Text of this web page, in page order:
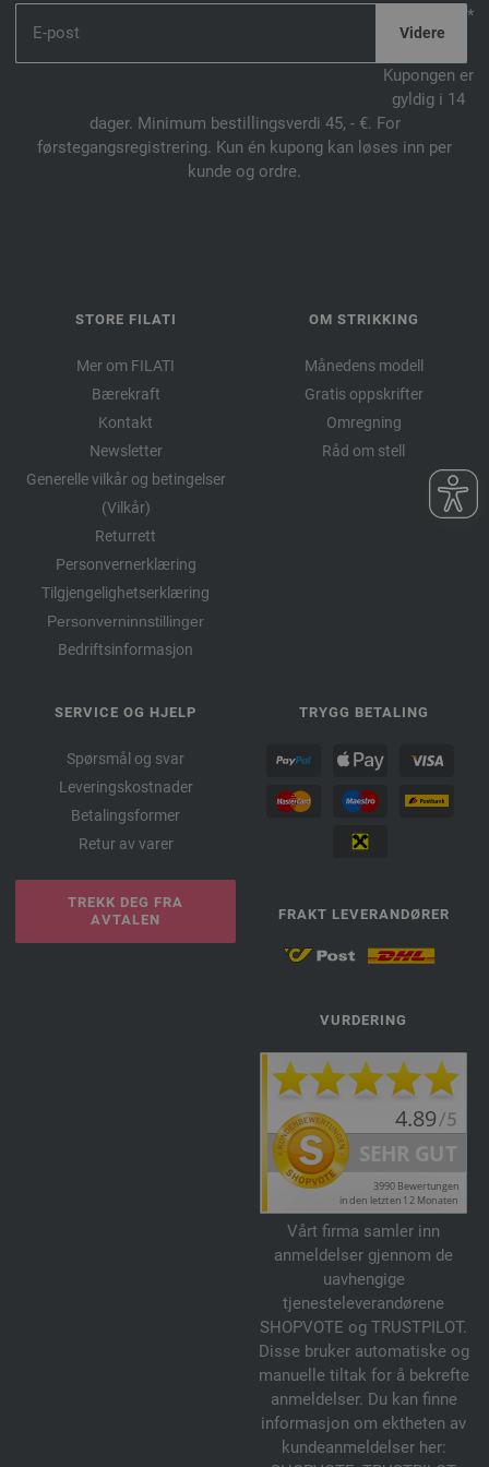
047-svart | EAN: 4033493337007
051-purpur | EAN: 4033493356671
052-blåturkis | EAN: 4033493356688
059-grå | EAN: 4033493377690
060-myntegrønn | EAN: 4033493397957
061-vårgrønn | EAN: 4033493397964
062-solgul | EAN: 4033493397971
063-søgrønn | EAN: 4033493397988
064-blåfiolett | EAN: 4033493397995
065-pastellrosa | EAN: 4033493398008
066-kamel | EAN: 4033493398015
103-antrasitt/
lilla/
petrol | EAN: 4033493274388
beige | EAN: 4033493274395
*
Kupongen er
gyldig i 14
dager. Minimum bestillingsverdi 45, - €. For
førstegangsregistrering. Kun én kupong kan løses inn per
kunde og ordre.
STORE FILATI
Mer om FILATI
Bærekraft
Kontakt
Newsletter
Generelle vilkår og betingelser
(Vilkår)
Returrett
Personvernerklæring
Tilgjengelighetserklæring
Personverninnstillinger
Bedriftsinformasjon
OM STRIKKING
Månedens modell
Gratis oppskrifter
Omregning
Råd om stell
SERVICE OG HJELP
Spørsmål og svar
Leveringskostnader
Betalingsformer
Retur av varer
TREKK DEG FRA
AVTALEN
TRYGG BETALING
FRAKT LEVERANDØRER
VURDERING
Vårt firma samler inn
anmeldelser gjennom de
uavhengige
tjenesteleverandørene
SHOPVOTE og TRUSTPILOT.
Disse bruker automatiske og
manuelle tiltak for å bekrefte
anmeldelser. Du kan finne
informasjon om ektheten av
kundeanmeldelser her: